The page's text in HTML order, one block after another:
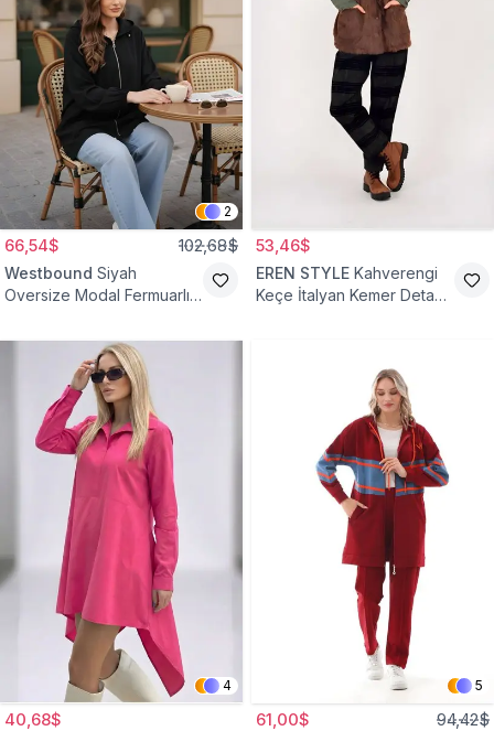
2
66,54$ 102,68$
Westbound Siyah
Oversize Modal Fermuarlı
53,46$
EREN STYLE Kahverengi
Keçe İtalyan Kemer Detaylı
4
40,68$
5
61,00$ 94,42$